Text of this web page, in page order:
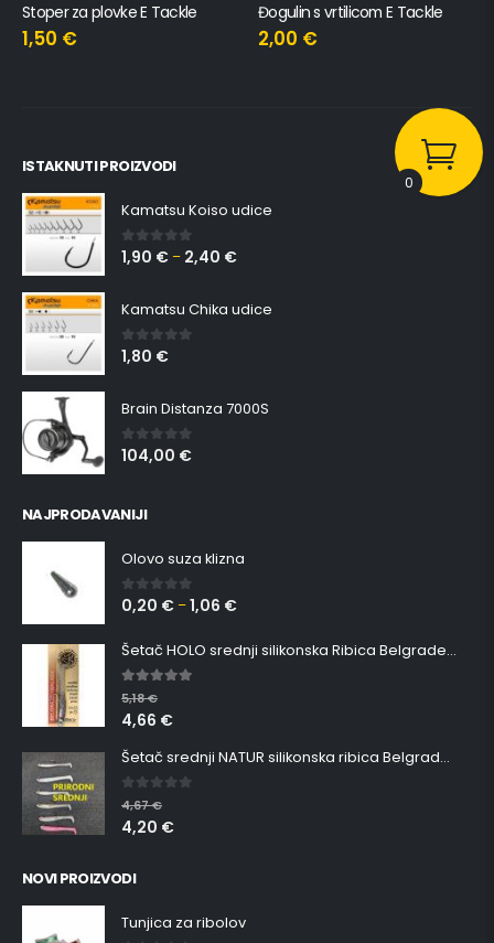
Đogulin s vrtilicom E Tackle
2,00€
Yamashita Fighters Snap
5,31 €
ISTAKNUTI PROIZVODI
Kamatsu Koiso udice
0 out of 5
1,90 € – 2,40 €
Kamatsu Chika udice
0 out of 5
1,80 €
Brain Distanza 7000S
0out of 5
104,00 €
NAJPRODAVANIJI
Olovo suza klizna
0 out of 5
0,20 € –1,06 €
Šetač HOLO srednji silikonska Ribica Belgrade Walker
5.00out of 5
5,18€
4,66 €
Šetač srednji NATUR silikonska ribica Belgrade Walker
0 out of 5
4,67€
4,20 €
NOVI PROIZVODI
Tunjica za ribolov
0